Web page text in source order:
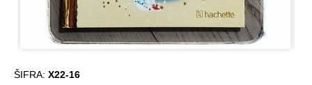
ŠIFRA: X22-16